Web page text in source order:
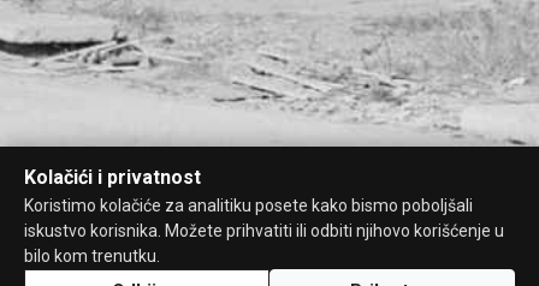
Kolačići i privatnost
Koristimo kolačiće za analitiku posete kako bismo poboljšali
iskustvo korisnika. Možete prihvatiti ili odbiti njihovo korišćenje u
bilo kom trenutku.